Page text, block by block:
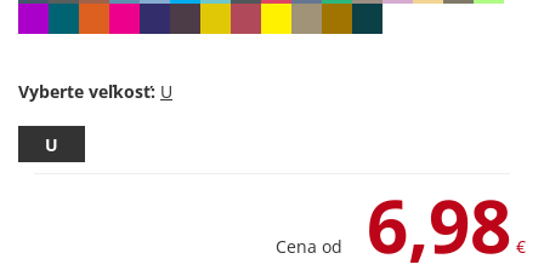
Vyberte veľkosť:
U
Cena od 6,98 €